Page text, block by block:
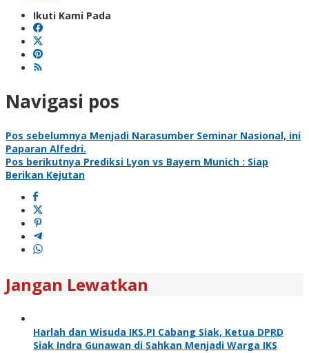
Ikuti Kami Pada
Navigasi pos
Pos sebelumnya Menjadi Narasumber Seminar Nasional, ini
Paparan Alfedri.
Pos berikutnya Prediksi Lyon vs Bayern Munich : Siap
Berikan Kejutan
Jangan Lewatkan
Harlah dan Wisuda IKS.PI Cabang Siak, Ketua DPRD
Siak Indra Gunawan di Sahkan Menjadi Warga IKS